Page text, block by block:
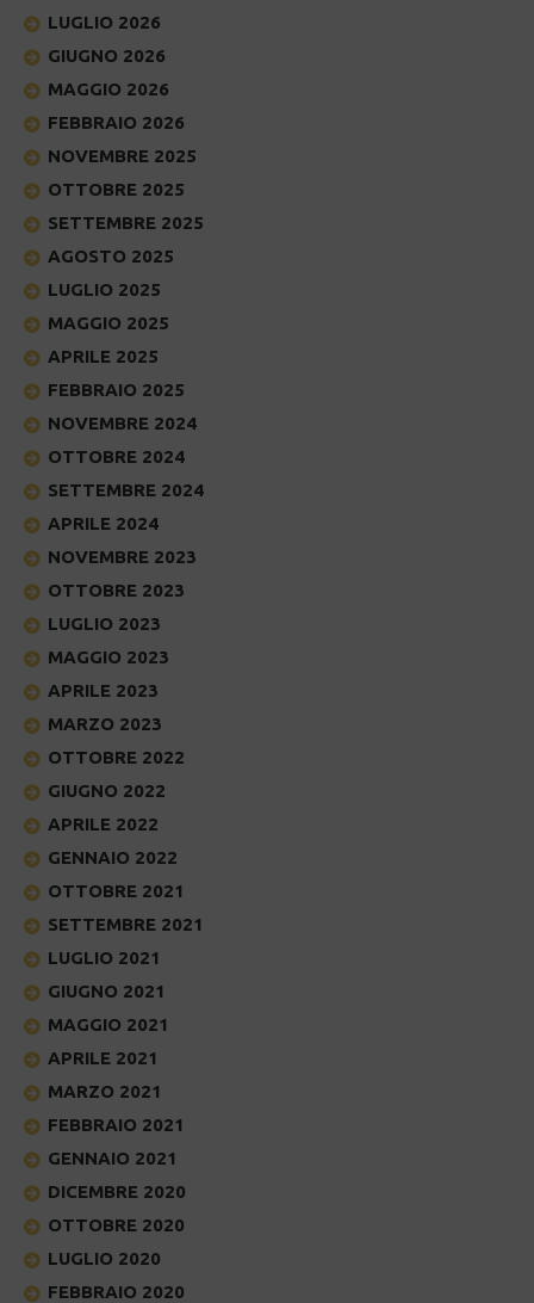
LUGLIO 2026
GIUGNO 2026
MAGGIO 2026
FEBBRAIO 2026
NOVEMBRE 2025
OTTOBRE 2025
SETTEMBRE 2025
AGOSTO 2025
LUGLIO 2025
MAGGIO 2025
APRILE 2025
FEBBRAIO 2025
NOVEMBRE 2024
OTTOBRE 2024
SETTEMBRE 2024
APRILE 2024
NOVEMBRE 2023
OTTOBRE 2023
LUGLIO 2023
MAGGIO 2023
APRILE 2023
MARZO 2023
OTTOBRE 2022
GIUGNO 2022
APRILE 2022
GENNAIO 2022
OTTOBRE 2021
SETTEMBRE 2021
LUGLIO 2021
GIUGNO 2021
MAGGIO 2021
APRILE 2021
MARZO 2021
FEBBRAIO 2021
GENNAIO 2021
DICEMBRE 2020
OTTOBRE 2020
LUGLIO 2020
FEBBRAIO 2020